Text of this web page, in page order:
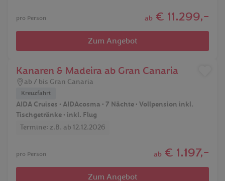
pro Person ab € 11.299,-
Zum Angebot
Kanaren & Madeira ab Gran Canaria
ab / bis Gran Canaria
Kreuzfahrt
AIDA Cruises • AIDAcosma • 7 Nächte • Vollpension inkl.
Tischgetränke • inkl. Flug
Termine: z.B. ab 12.12.2026
pro Person ab € 1.197,-
Zum Angebot